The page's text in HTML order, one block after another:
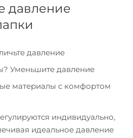
давление
давление
Уменьшите давление
материалы с комфортом
индивидуально,
идеальное давление